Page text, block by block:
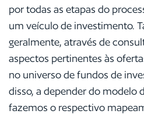
por todas as etapas do
um veículo de investimento.
geralmente, através de
aspectos pertinentes às
no universo de fundos de
disso, a depender do modelo
fazemos o respectivo